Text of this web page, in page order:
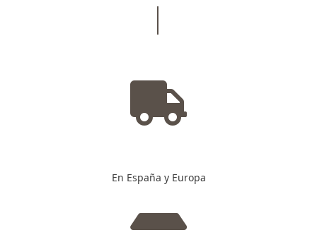
En España y Europa